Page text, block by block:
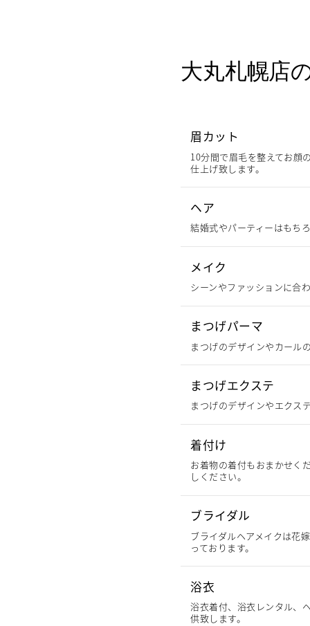
大丸札幌店
眉カット
10分間で眉毛を整えてお顔
仕上げ致します。
ヘア
結婚式やパーティーはもち
メイク
シーンやファッションに合
まつげパーマ
まつげのデザインやカール
まつげエクステ
まつげのデザインやエクス
着付け
お着物の着付もおまかせく
しください。
ブライダル
ブライダルヘアメイクは花
っております。
浴衣
浴衣着付、浴衣レンタル、
供致します。